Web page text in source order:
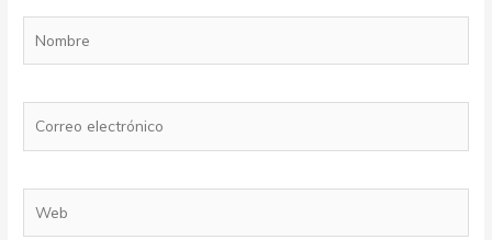
electrónico